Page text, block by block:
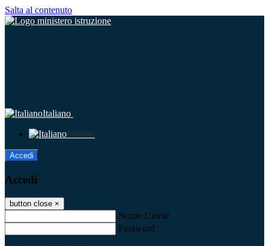
Salta al contenuto
Italiano
Italiano
Accedi
Accedi
button close ×
Nome Utente
Password